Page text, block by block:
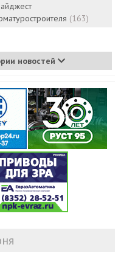
(163)
новостей